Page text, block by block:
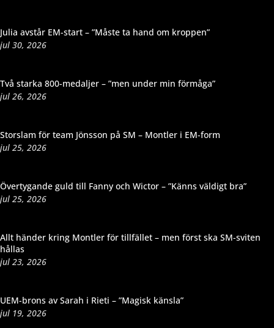
Julia avstår EM-start – ”Måste ta hand om kroppen”
jul 30, 2026
Två starka 800-medaljer – ”men under min förmåga”
jul 26, 2026
Storslam för team Jönsson på SM – Montler i EM-form
jul 25, 2026
Övertygande guld till Fanny och Wictor – ”Känns väldigt bra”
jul 25, 2026
Allt händer kring Montler för tillfället – men först ska SM-sviten
hållas
jul 23, 2026
UEM-brons av Sarah i Rieti – ”Magisk känsla”
jul 19, 2026